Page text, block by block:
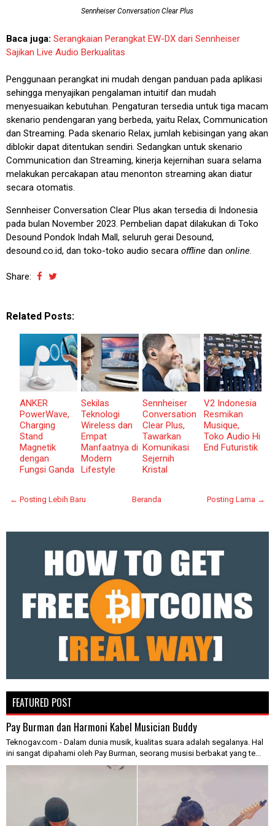
Sennheiser Conversation Clear Plus
Baca juga: Serangkaian Perangkat EW-DX dari Sennheiser
Sajikan Live Audio Berkualitas
Penggunaan perangkat ini mudah dengan panduan pada aplikasi
sehingga menyajikan pengalaman intuitif dan mudah
menyesuaikan kebutuhan. Pengaturan tersedia untuk tiga macam
skenario pendengaran yang berbeda, yaitu Relax, Communication
dan Streaming. Pada skenario Relax, jumlah kebisingan yang akan
diblokir dapat ditentukan sendiri. Sedangkan untuk skenario
Communication dan Streaming, kinerja kejernihan suara selama
melakukan percakapan atau menonton streaming akan diatur
secara otomatis.
Sennheiser Conversation Clear Plus akan tersedia di Indonesia
pada bulan November 2023. Pembelian dapat dilakukan di Toko
Desound Pondok Indah Mall, seluruh gerai Desound,
desound.co.id, dan toko-toko audio secara offline dan online.
Share:
Related Posts:
ANKER
PowerWave,
Charging
Stand
Magnetik
dengan
Fungsi Ganda
Sekilas
Teknologi
Wireless dan
Empat
Manfaatnya di
Modern
Lifestyle
Sennheiser
Conversation
Clear Plus,
Tawarkan
Komunikasi
Sejernih
Kristal
V2 Indonesia
Resmikan
Musique,
Toko Audio Hi
End Futuristik
← Posting Lebih Baru Posting Lama →
Beranda
FEATURED POST
Pay Burman dan Harmoni Kabel Musician Buddy
Teknogav.com - Dalam dunia musik, kualitas suara adalah segalanya. Hal
ini sangat dipahami oleh Pay Burman, seorang musisi berbakat yang te...